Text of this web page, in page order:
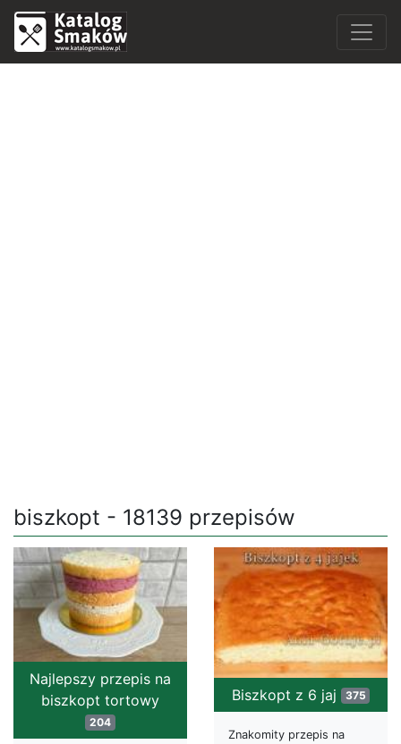
biszkopt - 18139 przepisów
Najlepszy przepis na
biszkopt tortowy
204
Biszkopt z 6 jaj 375
Znakomity przepis na